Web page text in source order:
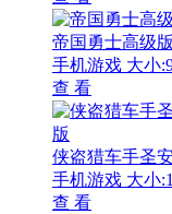
帝国勇士高级
手机游戏 大小
查 看
侠盗猎车手圣
手机游戏 大小
查 看